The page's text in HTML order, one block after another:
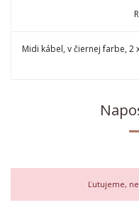
Midi kábel, v čiernej farbe, 2
Ľutujeme,